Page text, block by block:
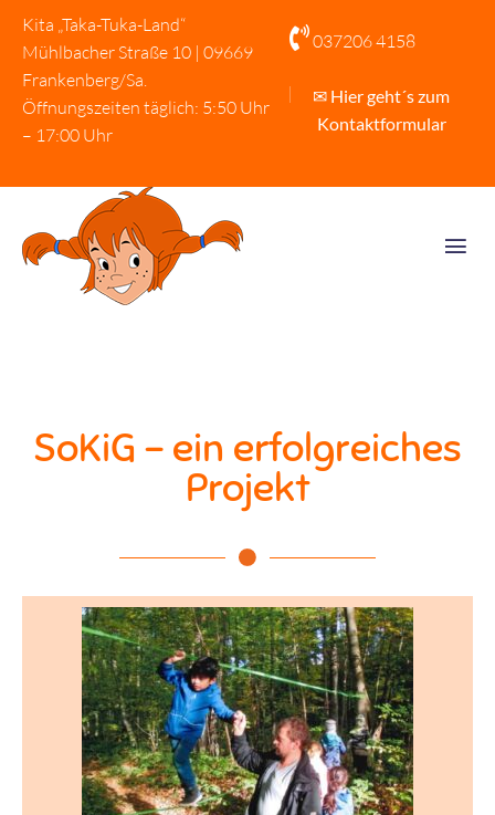
Kita „Taka-Tuka-Land“
Mühlbacher Straße 10 | 09669
Frankenberg/Sa.
Öffnungszeiten täglich: 5:50 Uhr
– 17:00 Uhr
037206 4158
✉ Hier geht´s zum
Kontaktformular
SoKiG - ein erfolgreiches
Projekt